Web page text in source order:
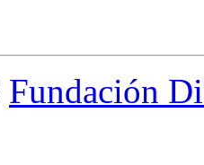
Fundación